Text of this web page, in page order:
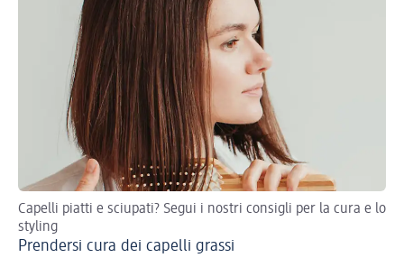
Capelli piatti e sciupati? Segui i nostri consigli per la cura e lo
styling
Prendersi cura dei capelli grassi